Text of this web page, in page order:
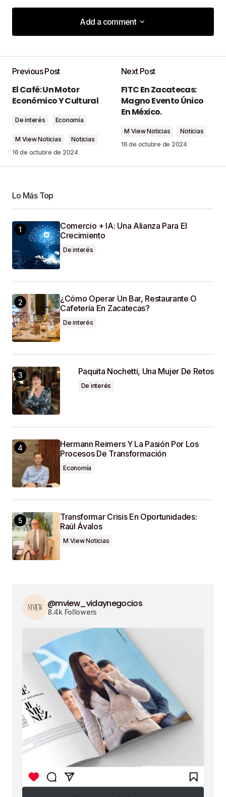
Add a comment
Add a comment
publicada. Los campos obligatorios están
marcados con*
Your Name
Your E-Mail*
Guardar Mi Nombre, Correo Electrónico Y Sitio
Web En Este Navegador Para La Próxima Vez
SUBMIT COMMENT
Previous Post
El Café: Un Motor
Económico Y Cultural
De interés Economía
M View Noticias
Noticias
16 de octubre de 2024
Next Post
FITC En Zacatecas:
Magno Evento Único
En México.
M View Noticias
Noticias
16 de octubre de 2024
Lo Más Top
Comercio + IA: Una Alianza Para El
Crecimiento
De interés
¿Cómo Operar Un Bar, Restaurante O
Cafetería En Zacatecas?
De interés
Paquita Nochetti, Una Mujer De Retos
De interés
Hermann Reimers Y La Pasión Por Los
Procesos De Transformación
Economía
Transformar Crisis En Oportunidades:
Raúl Ávalos
M View Noticias
@mview_vidaynegocios
8.4k Followers